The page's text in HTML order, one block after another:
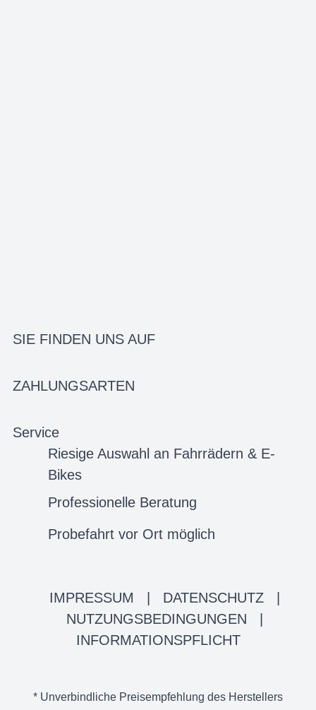
SIE FINDEN UNS AUF
ZAHLUNGSARTEN
Service
Riesige Auswahl an Fahrrädern & E-
Bikes
Professionelle Beratung
Probefahrt vor Ort möglich
IMPRESSUM DATENSCHUTZ
NUTZUNGSBEDINGUNGEN
INFORMATIONSPFLICHT
* Unverbindliche Preisempfehlung des Herstellers